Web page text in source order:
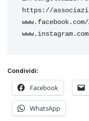
https://
Condividi:
Facebook
WhatsApp